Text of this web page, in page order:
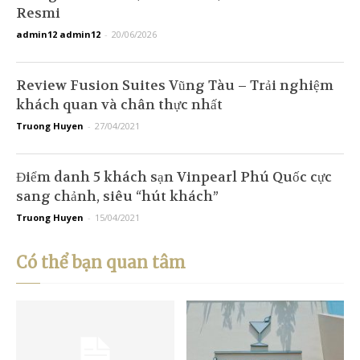
Resmi
admin12 admin12 - 20/06/2026
Review Fusion Suites Vũng Tàu – Trải nghiệm
khách quan và chân thực nhất
Truong Huyen - 27/04/2021
Điểm danh 5 khách sạn Vinpearl Phú Quốc cực
sang chảnh, siêu “hút khách”
Truong Huyen - 15/04/2021
Có thể bạn quan tâm